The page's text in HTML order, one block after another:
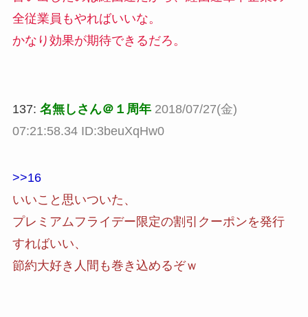
全従業員もやればいいな。
かなり効果が期待できるだろ。
137: 名無しさん＠１周年 2018/07/27(金)
07:21:58.34 ID:3beuXqHw0
>>16
いいこと思いついた、
プレミアムフライデー限定の割引クーポンを発行
すればいい、
節約大好き人間も巻き込めるぞｗ